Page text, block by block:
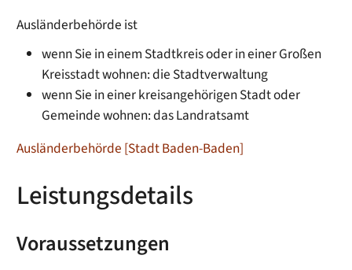
Ausländerbehörde ist
wenn Sie in einem Stadtkreis oder in einer Großen
Kreisstadt wohnen: die Stadtverwaltung
wenn Sie in einer kreisangehörigen Stadt oder
Gemeinde wohnen: das Landratsamt
Ausländerbehörde [Stadt Baden-Baden]
Leistungsdetails
Voraussetzungen